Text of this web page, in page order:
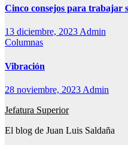
Cinco consejos para trabajar
13 diciembre, 2023 Admin
Columnas
Vibración
28 noviembre, 2023 Admin
Jefatura Superior
El blog de Juan Luis Saldaña